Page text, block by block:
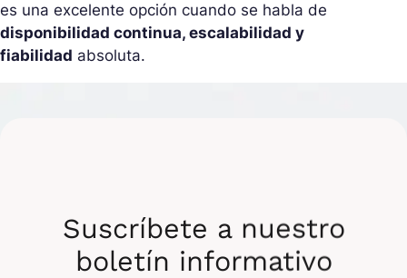
es una excelente opción cuando se habla de
disponibilidad continua, escalabilidad y
fiabilidad absoluta.
Suscríbete a nuestro
boletín informativo